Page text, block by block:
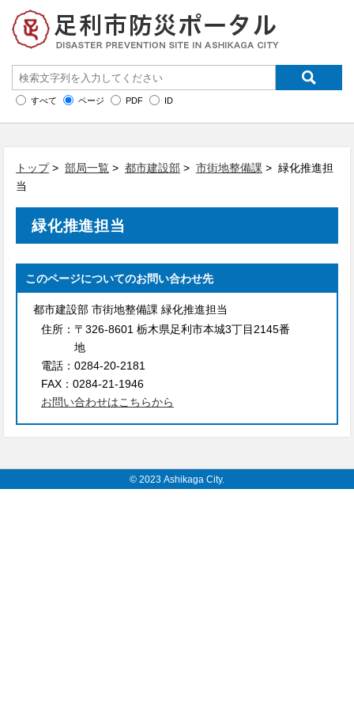
すべて ページ PDF ID
トップ> 部局一覧 > 都市建設部 > 市街地整備課 > 緑化推進担
当
緑化推進担当
このページについてのお問い合わせ先
都市建設部 市街地整備課 緑化推進担当
住所： 〒326-8601 栃木県足利市本城3丁目2145番
地
電話： 0284-20-2181
FAX： 0284-21-1946
お問い合わせはこちらから
© 2023 Ashikaga City.